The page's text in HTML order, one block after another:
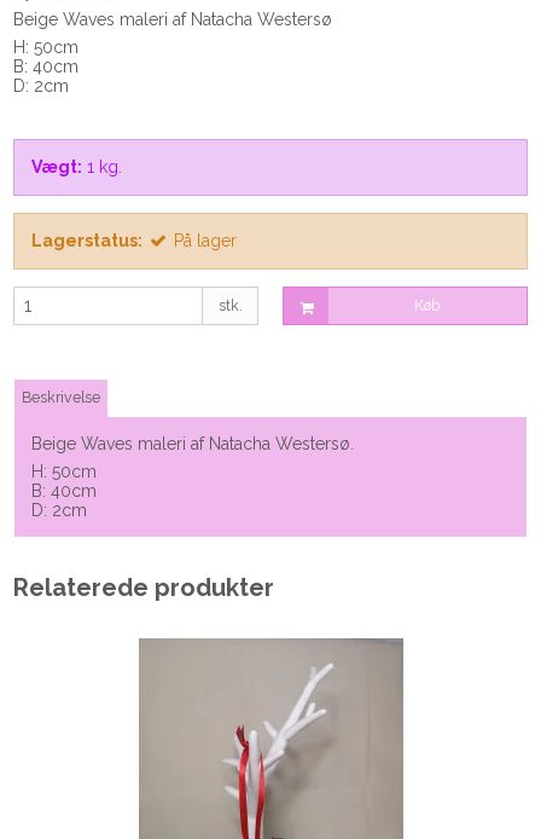
Beige Waves maleri af Natacha Westersø
H: 50cm
B: 40cm
D: 2cm
Vægt: 1 kg.
Lagerstatus: På lager
stk. Køb
Beskrivelse
Beige Waves maleri af Natacha Westersø.
H: 50cm
B: 40cm
D: 2cm
Relaterede produkter